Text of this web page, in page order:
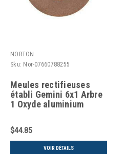
NORTON
Sku: Nor-07660788255
Meules rectifieuses
établi Gemini 6x1 Arbre
1 Oxyde aluminium
$44.85
VOIR DÉTAILS